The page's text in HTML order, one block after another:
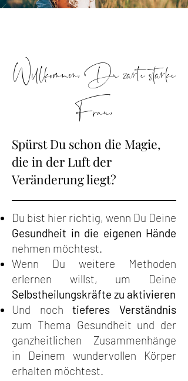
Willkommen, Du zarte starke
Frau,
Spürst Du schon die Magie,
die in der Luft der
Veränderung liegt?
Du bist hier richtig, wenn Du Deine
Gesundheit in die eigenen Hände
nehmen möchtest.
Wenn Du weitere Methoden
erlernen willst, um Deine
Selbstheilungskräfte zu aktivieren
Und noch tieferes Verständnis
zum Thema Gesundheit und der
ganzheitlichen Zusammenhänge
in Deinem wundervollen Körper
erhalten möchtest.